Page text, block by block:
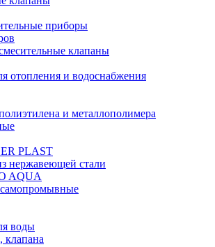
приборы
клапаны
отопления и водоснабжения
и металлополимера
PLAST
нержавеющей стали
AQUA
воды
клапана